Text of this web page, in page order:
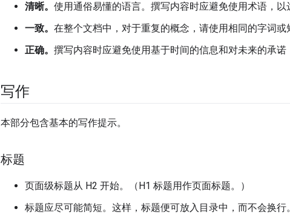
清晰。 使用通俗易懂的语言。撰写内容时应避免使用术语，以
一致。 在整个文档中，对于重复的概念，请使用相同的字词或
正确。 撰写内容时应避免使用基于时间的信息和对未来的承诺
写作
本部分包含基本的写作提示。
标题
页面级标题从 H2 开始。（H1 标题用作页面标题。）
标题应尽可能简短。这样，标题便可放入目录中，而不会换行。